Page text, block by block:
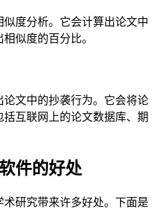
度分析。它会计算出论文中
似度的百分比。
文中的抄袭行为。它会将论
互联网上的论文数据库、期
件的好处
研究带来许多好处。下面是